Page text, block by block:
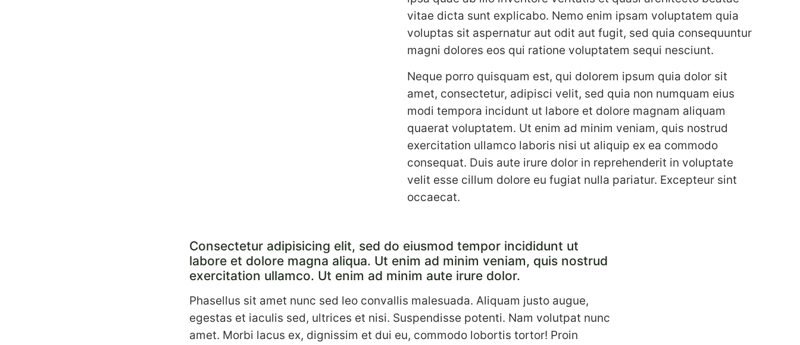
vitae dicta sunt explicabo. Nemo enim ipsam voluptatem quia
voluptas sit aspernatur aut odit aut fugit, sed quia consequuntur
magni dolores eos qui ratione voluptatem sequi nesciunt.
Neque porro quisquam est, qui dolorem ipsum quia dolor sit
amet, consectetur, adipisci velit, sed quia non numquam eius
modi tempora incidunt ut labore et dolore magnam aliquam
quaerat voluptatem. Ut enim ad minim veniam, quis nostrud
exercitation ullamco laboris nisi ut aliquip ex ea commodo
consequat. Duis aute irure dolor in reprehenderit in voluptate
velit esse cillum dolore eu fugiat nulla pariatur. Excepteur sint
occaecat.
Consectetur adipisicing elit, sed do eiusmod tempor incididunt ut
labore et dolore magna aliqua. Ut enim ad minim veniam, quis nostrud
exercitation ullamco. Ut enim ad minim aute irure dolor.
Phasellus sit amet nunc sed leo convallis malesuada. Aliquam justo augue,
egestas et iaculis sed, ultrices et nisi. Suspendisse potenti. Nam volutpat nunc
amet. Morbi lacus ex, dignissim et dui eu, commodo lobortis tortor! Proin